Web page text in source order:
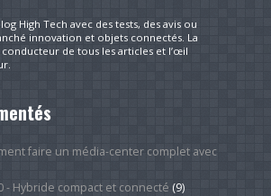
High Tech avec des tests, des avis ou
innovation et objets connectés. La
de tous les articles et l’œil
faire un média-center complet avec
- Hybride compact et connecté (9)